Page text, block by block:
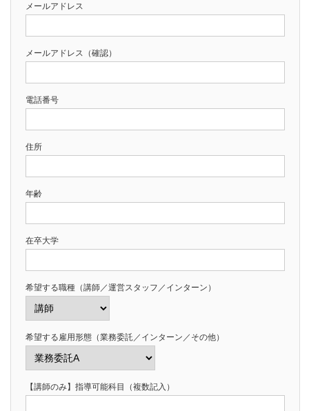
メールアドレス
メールアドレス（確認）
電話番号
住所
年齢
在卒大学
希望する職種（講師／運営スタッフ／インターン）
希望する雇用形態（業務委託／インターン／その他）
【講師のみ】指導可能科目（複数記入）